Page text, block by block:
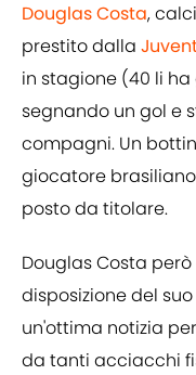
Douglas Costa,
prestito dalla
in stagione (40 li
segnando un gol e
compagni. Un
giocatore
posto da titolare.
Douglas Costa
disposizione del
un'ottima notizia
da tanti acciacchi